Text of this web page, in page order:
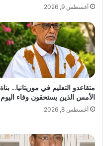
أغسطس 9, 2026
متقاعدو التعليم في موريتانيا… بناة
الأمس الذين يستحقون وفاء اليوم
أغسطس 8, 2026